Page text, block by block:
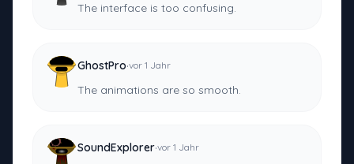
The interface is too confusing.
GhostPro·vor 1 Jahr
The animations are so smooth.
SoundExplorer·vor 1 Jahr